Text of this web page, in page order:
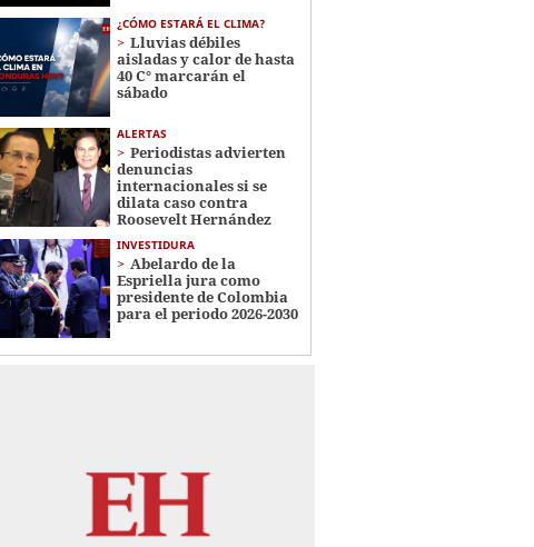
¿CÓMO ESTARÁ EL CLIMA?
Lluvias débiles
aisladas y calor de hasta
40 C° marcarán el
sábado
ALERTAS
Periodistas advierten
denuncias
internacionales si se
dilata caso contra
Roosevelt Hernández
INVESTIDURA
Abelardo de la
Espriella jura como
presidente de Colombia
para el periodo 2026-2030